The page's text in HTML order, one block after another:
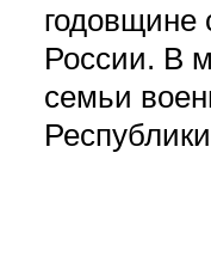
годовщине
России. В
семьи